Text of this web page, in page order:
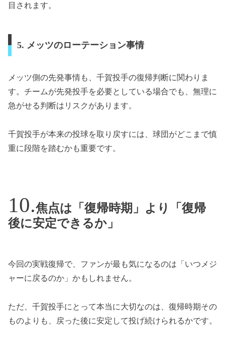
目されます。
5. メッツのローテーション事情
メッツ側の先発事情も、千賀投手の復帰判断に関わりま
す。チームが先発投手を必要としている場合でも、無理に
急がせる判断はリスクがあります。
千賀投手が本来の投球を取り戻すには、球団がどこまで慎
重に段階を踏むかも重要です。
焦点は「復帰時期」より「復帰
後に安定できるか」
今回の実戦復帰で、ファンが最も気になるのは「いつメジ
ャーに戻るのか」かもしれません。
ただ、千賀投手にとって本当に大切なのは、復帰時期その
ものよりも、戻った後に安定して投げ続けられるかです。